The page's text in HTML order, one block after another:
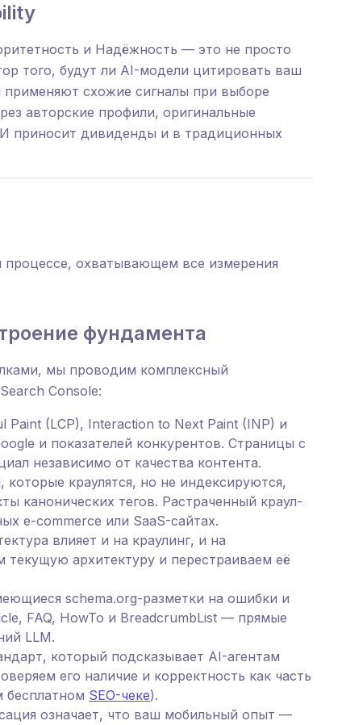
и Надёжность — это не просто
того, будут ли AI-модели цитировать ваш
применяют схожие сигналы при выборе
авторские профили, оригинальные
приносит дивиденды и в традиционных
охватывающем все измерения
фундамента
мы проводим комплексный
Console:
(LCP), Interaction to Next Paint (INP) и
и показателей конкурентов. Страницы с
независимо от качества контента.
краулятся, но не индексируются,
канонических тегов. Растраченный краул-
e-commerce или SaaS-сайтах.
влияет и на краулинг, и на
текущую архитектуру и перестраиваем её
schema.org-разметки на ошибки и
FAQ, HowTo и BreadcrumbList — прямые
LLM.
который подсказывает AI-агентам
его наличие и корректность как часть
бесплатном SEO-чеке).
означает, что ваш мобильный опыт —